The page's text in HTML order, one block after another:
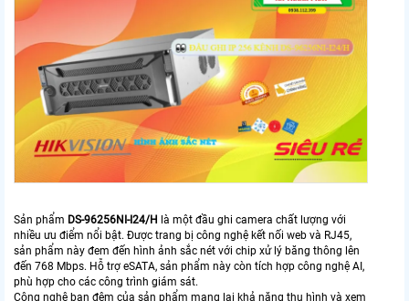
Sản phẩm DS-96256NI-I24/H là một đầu ghi camera chất lượng với
nhiều ưu điểm nổi bật. Được trang bị công nghệ kết nối web và RJ45,
sản phẩm này đem đến hình ảnh sắc nét với chip xử lý băng thông lên
đến 768 Mbps. Hỗ trợ eSATA, sản phẩm này còn tích hợp công nghệ AI,
phù hợp cho các công trình giám sát.
Công nghệ ban đêm của sản phẩm mang lại khả năng thu hình và xem